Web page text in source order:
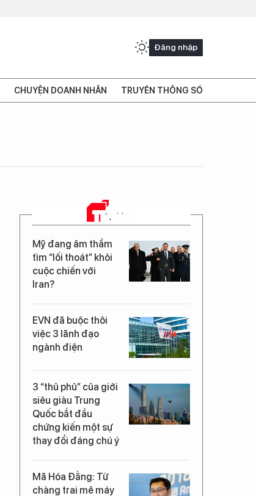
Đăng nhập
CHUYỆN DOANH NHÂN TRUYỀN THÔNG SỐ
TIN MỚI
Mỹ đang âm thầm
tìm “lối thoát” khỏi
cuộc chiến với
Iran?
EVN đã buộc thôi
việc 3 lãnh đạo
ngành điện
3 “thủ phủ” của giới
siêu giàu Trung
Quốc bắt đầu
chứng kiến một sự
thay đổi đáng chú ý
Mã Hóa Đằng: Từ
chàng trai mê máy